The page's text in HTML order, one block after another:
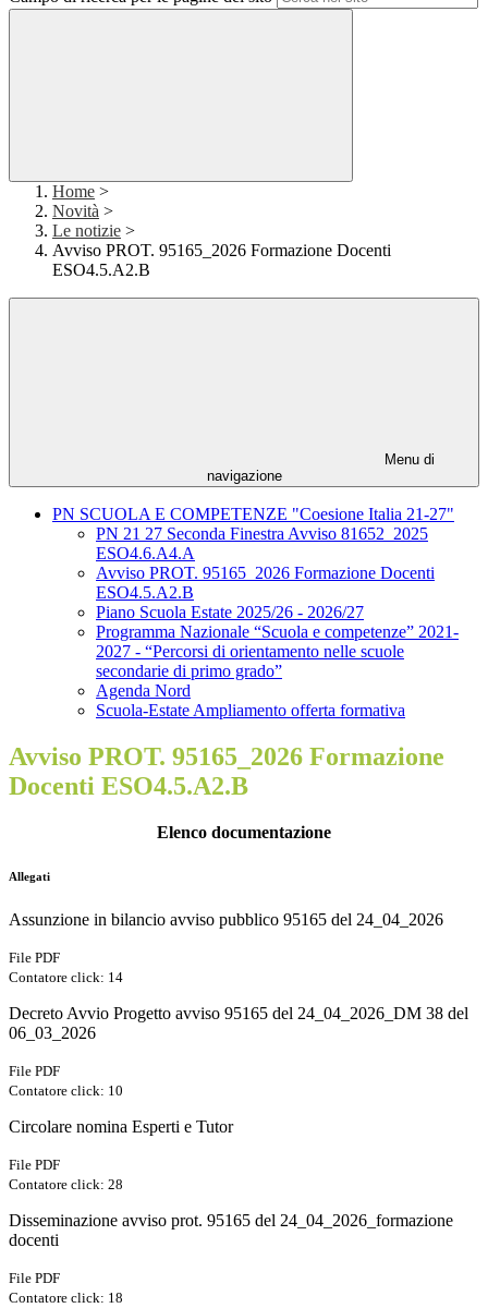
Home >
Novità >
Le notizie >
Avviso PROT. 95165_2026 Formazione Docenti
ESO4.5.A2.B
Menu di
navigazione
PN SCUOLA E COMPETENZE "Coesione Italia 21-27"
PN 21 27 Seconda Finestra Avviso 81652_2025
ESO4.6.A4.A
Avviso PROT. 95165_2026 Formazione Docenti
ESO4.5.A2.B
Piano Scuola Estate 2025/26 - 2026/27
Programma Nazionale “Scuola e competenze” 2021-
2027 - “Percorsi di orientamento nelle scuole
secondarie di primo grado”
Agenda Nord
Scuola-Estate Ampliamento offerta formativa
Avviso PROT. 95165_2026 Formazione
Docenti ESO4.5.A2.B
Elenco documentazione
Allegati
Assunzione in bilancio avviso pubblico 95165 del 24_04_2026
File PDF
Contatore click: 14
Decreto Avvio Progetto avviso 95165 del 24_04_2026_DM 38 del
06_03_2026
File PDF
Contatore click: 10
Circolare nomina Esperti e Tutor
File PDF
Contatore click: 28
Disseminazione avviso prot. 95165 del 24_04_2026_formazione
docenti
File PDF
Contatore click: 18